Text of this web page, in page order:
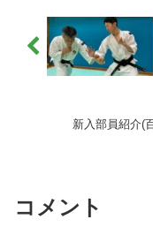
新入部員紹介(
コメント